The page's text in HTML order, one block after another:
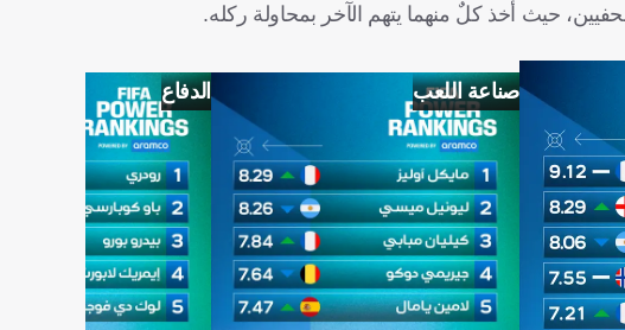
حيث أخذ كلٌ منهما يتهم الآخر بمحاولة ركله.
صناعة اللعب الدفاع